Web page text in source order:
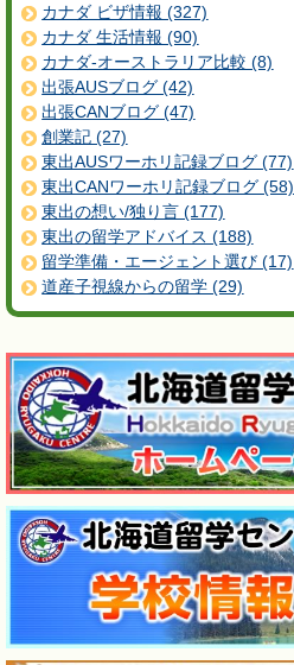
カナダ ビザ情報 (327)
カナダ 生活情報 (90)
カナダ-オーストラリア比較 (8)
出張AUSブログ (42)
出張CANブログ (47)
創業記 (27)
東出AUSワーホリ記録ブログ (77)
東出CANワーホリ記録ブログ (58)
東出の想い/独り言 (177)
東出の留学アドバイス (188)
留学準備・エージェント選び (17)
道産子視線からの留学 (29)